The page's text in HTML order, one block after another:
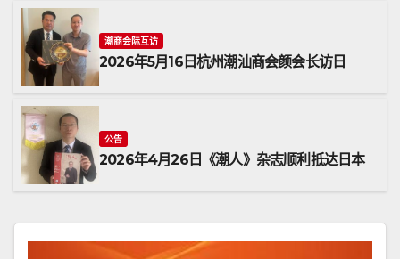
潮商会际互访
2026年5月16日杭州潮汕商会颜会长访日
公告
2026年4月26日《潮人》杂志顺利抵达日本